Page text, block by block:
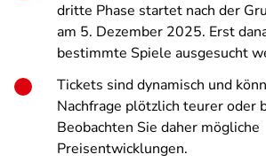
dritte Phase startet nach der
am 5. Dezember 2025. Erst
bestimmte Spiele ausgesucht
Tickets sind dynamisch und
Nachfrage plötzlich teurer oder
Beobachten Sie daher mögliche
Preisentwicklungen.